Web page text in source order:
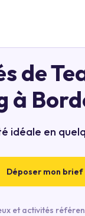
de
à
idéale en
Déposer mon brief
et activités